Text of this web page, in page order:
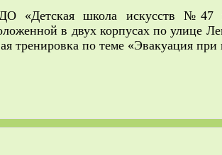
«Детская школа искусств
в двух корпусах по улице
тренировка по теме «Эвакуация при